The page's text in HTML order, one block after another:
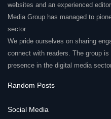
websites and an experienced
Media Group has managed to
sector.
We pride ourselves on sharing
connect with readers. The group
presence in the digital media
Random Posts
Social Media